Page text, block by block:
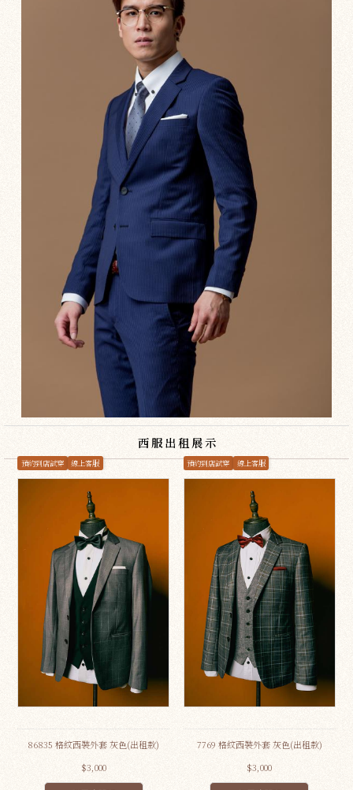
西服出租展示
預約到店試穿 線上客服
86835 格紋西裝外套 灰色(出租款)
$3,000
預約到店試穿 線上客服
7769 格紋西裝外套 灰色(出租款)
$3,000